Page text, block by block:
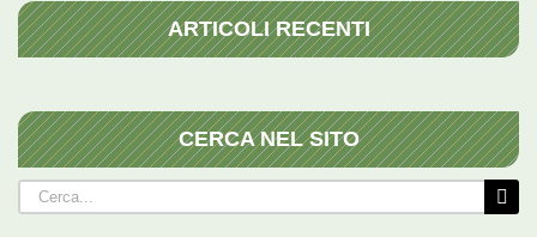
ARTICOLI RECENTI
CERCA NEL SITO
Cerca
per: